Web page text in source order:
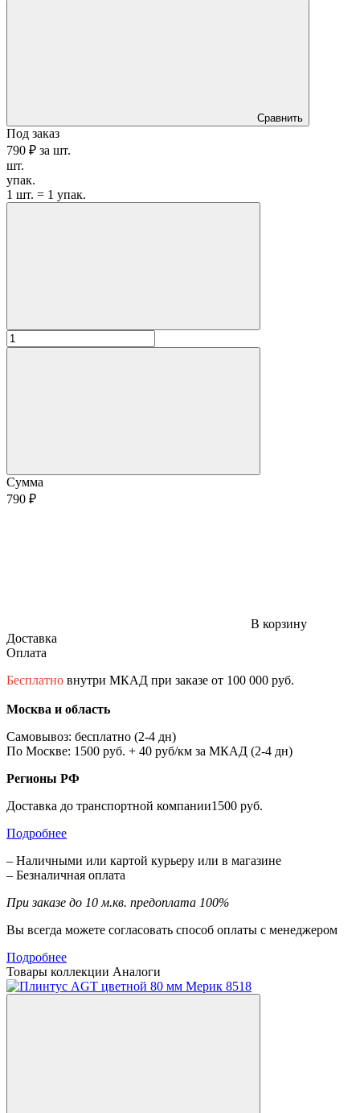
Сравнить
Под заказ
790 ₽ за шт.
шт.
упак.
1 шт. = 1 упак.
Сумма
790 ₽
В корзину
Доставка
Оплата
Бесплатно внутри МКАД при заказе от 100 000 руб.
Москва и область
Самовывоз: бесплатно (2-4 дн)
По Москве: 1500 руб. + 40 руб/км за МКАД (2-4 дн)
Регионы РФ
Доставка до транспортной компании1500 руб.
Подробнее
– Наличными или картой курьеру или в магазине
– Безналичная оплата
При заказе до 10 м.кв. предоплата 100%
Вы всегда можете согласовать способ оплаты с менеджером
Подробнее
Товары коллекции Аналоги